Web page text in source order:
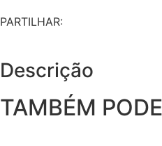
PARTILHAR:
Descrição
TAMBÉM